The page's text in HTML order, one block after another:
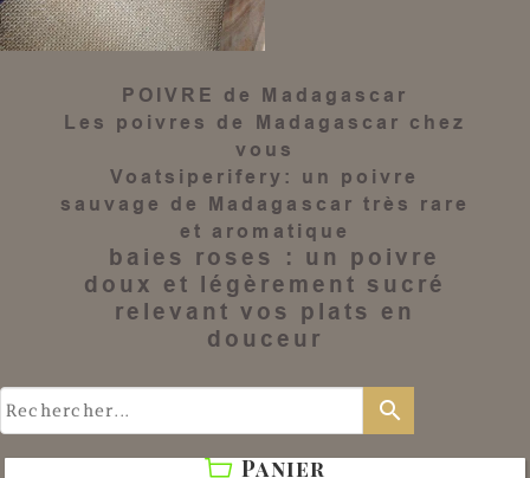
POIVRE de Madagascar
Les poivres de Madagascar chez
vous
Voatsiperifery : un
poivre
sauvage de Madagascar très rare
et aromatique
baies roses : un poivre
doux et légèrement sucré
relevant vos plats en
douceur
search
 Panier